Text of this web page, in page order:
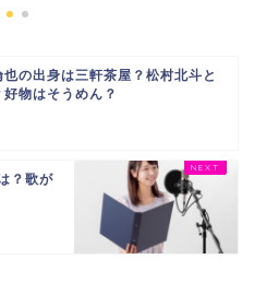
也の出身は三軒茶屋？松村北斗と
好物はそうめん？
？歌が